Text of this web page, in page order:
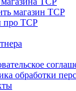
магазин ТСР
про ТСР
обработки